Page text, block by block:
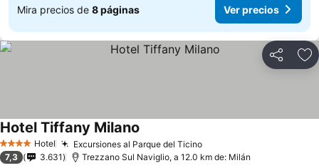
Mira precios de 8 páginas Ver precios
Compartir
4 EstrellasHotel Excursiones al Parque del Ticino
Hotel Tiffany Milano
7,3 3.631 Trezzano Sul Naviglio, a 12.0 km de: Milán